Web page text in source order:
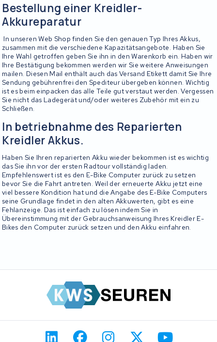
Bestellung einer Kreidler-
Akkureparatur
In unseren Web Shop finden Sie den genauen Typ Ihres Akkus,
zusammen mit die verschiedene Kapazitätsangebote. Haben Sie
Ihre Wahl getroffen geben Sie ihn in den Warenkorb ein. Haben wir
Ihre Bestätigung bekommen werden wir Sie weitere Anweisungen
mailen. Diesen Mail enthält auch das Versand Etikett damit Sie Ihre
Sendung gebührenfrei den Spediteur übergeben können. Wichtig
ist es beim einpacken das alle Teile gut verstaut werden. Vergessen
Sie nicht das Ladegerät und/oder weiteres Zubehör mit ein zu
Schließen.
In betriebnahme des Reparierten
Kreidler Akkus.
Haben Sie Ihren reparierten Akku wieder bekommen ist es wichtig
das Sie ihn vor der ersten Radtour vollständig laden.
Empfehlenswert ist es den E-Bike Computer zurück zu setzen
bevor Sie die Fahrt antreten. Weil der erneuerte Akku jetzt eine
viel bessere Kondition hat und die Angabe des E-Bike Computers
seine Grundlage findet in den alten Akkuwerten, gibt es eine
Fehlanzeige. Das ist einfach zu lösen indem Sie in
Übereinstimmung mit der Gebrauchsanweisung Ihres Kreidler E-
Bikes den Computer zurück setzen und den Akku einfahren.